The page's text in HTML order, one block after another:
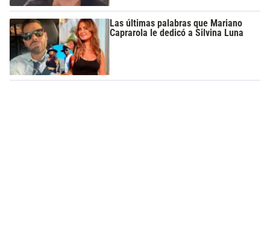
Las últimas palabras que Mariano
Caprarola le dedicó a Silvina Luna